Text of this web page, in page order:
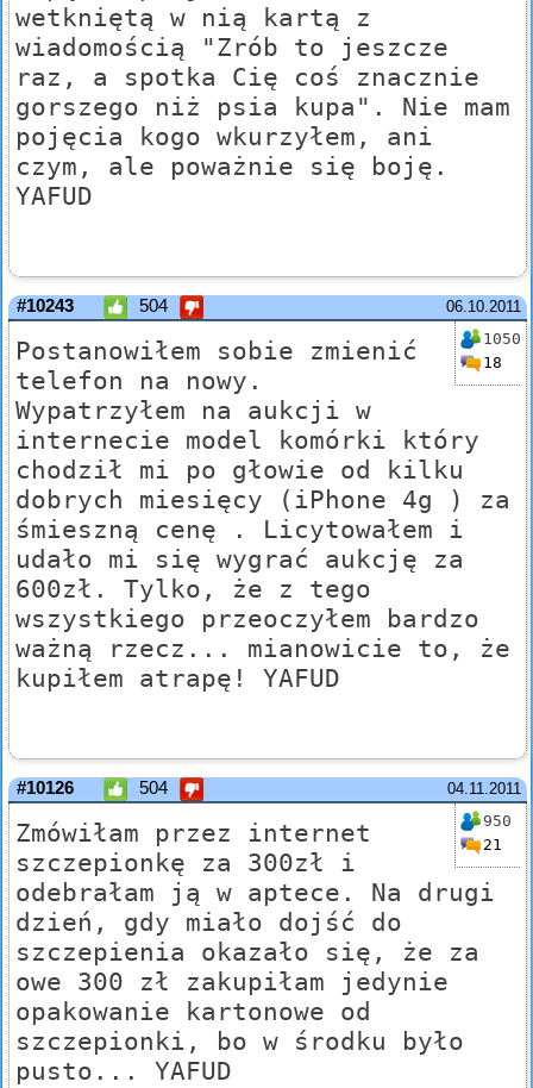
wetkniętą w nią kartą z
wiadomością "Zrób to jeszcze
raz, a spotka Cię coś znacznie
gorszego niż psia kupa". Nie mam
pojęcia kogo wkurzyłem, ani
czym, ale poważnie się boję.
YAFUD
06.10.2011
#10243 504
1050
18
Postanowiłem sobie zmienić
telefon na nowy.
Wypatrzyłem na aukcji w
internecie model komórki który
chodził mi po głowie od kilku
dobrych miesięcy (iPhone 4g ) za
śmieszną cenę . Licytowałem i
udało mi się wygrać aukcję za
600zł. Tylko, że z tego
wszystkiego przeoczyłem bardzo
ważną rzecz... mianowicie to, że
kupiłem atrapę! YAFUD
04.11.2011
#10126 504
950
21
Zmówiłam przez internet
szczepionkę za 300zł i
odebrałam ją w aptece. Na drugi
dzień, gdy miało dojść do
szczepienia okazało się, że za
owe 300 zł zakupiłam jedynie
opakowanie kartonowe od
szczepionki, bo w środku było
pusto... YAFUD